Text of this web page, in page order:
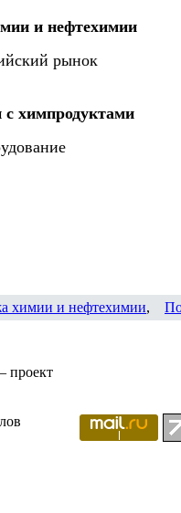
и нефтехимии
рынок
химпродуктами
химии и нефтехимии,
проект